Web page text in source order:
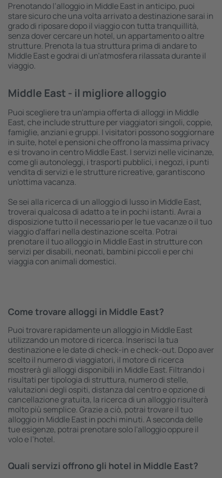
Prenotando l’alloggio in Middle East in anticipo, puoi
stare sicuro che una volta arrivato a destinazione sarai in
grado di riposare dopo il viaggio con tutta tranquillità,
senza dover cercare un hotel, un appartamento o altre
strutture. Prenota la tua struttura prima di andare to
Middle East e godrai di un'atmosfera rilassata durante il
viaggio.
Middle East - il migliore alloggio
Puoi scegliere tra un'ampia offerta di alloggi in Middle
East, che include strutture per viaggiatori singoli, coppie,
famiglie, anziani e gruppi. I visitatori possono soggiornare
in suite, hotel e pensioni che offrono la massima privacy
e si trovano in centro Middle East. I servizi nelle vicinanze,
come gli autonoleggi, i trasporti pubblici, i negozi, i punti
vendita di servizi e le strutture ricreative, garantiscono
un'ottima vacanza.
Se sei alla ricerca di un alloggio di lusso in Middle East,
troverai qualcosa di adatto a te in pochi istanti. Avrai a
disposizione tutto il necessario per le tue vacanze o il tuo
viaggio d'affari nella destinazione scelta. Potrai
prenotare il tuo alloggio in Middle East in strutture con
servizi per disabili, neonati, bambini piccoli e per chi
viaggia con animali domestici.
Come trovare alloggi in Middle East?
Puoi trovare rapidamente un alloggio in Middle East
utilizzando un motore di ricerca. Inserisci la tua
destinazione e le date di check-in e check-out. Dopo aver
scelto il numero di viaggiatori, il motore di ricerca
mostrerà gli alloggi disponibili in Middle East. Filtrando i
risultati per tipologia di struttura, numero di stelle,
valutazioni degli ospiti, distanza dal centro e opzione di
cancellazione gratuita, la ricerca di un alloggio risulterà
molto più semplice. Grazie a ciò, potrai trovare il tuo
alloggio in Middle East in pochi minuti. A seconda delle
tue esigenze, potrai prenotare solo l'alloggio oppure il
volo e l’hotel.
Quali servizi offrono gli hotel in Middle East?